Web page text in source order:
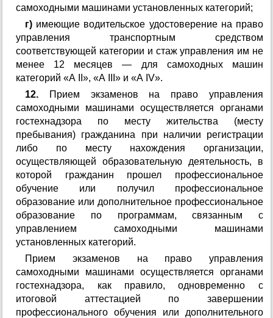
самоходными машинами установленных категорий;
г) имеющие водительское удостоверение на право
управления транспортным средством
соответствующей категории и стаж управления им не
менее 12 месяцев — для самоходных машин
категорий «А II», «А III» и «А IV».
12. Прием экзаменов на право управления
самоходными машинами осуществляется органами
гостехнадзора по месту жительства (месту
пребывания) гражданина при наличии регистрации
либо по месту нахождения организации,
осуществляющей образовательную деятельность, в
которой гражданин прошел профессиональное
обучение или получил профессиональное
образование или дополнительное профессиональное
образование по программам, связанным с
управлением самоходными машинами
установленных категорий.
Прием экзаменов на право управления
самоходными машинами осуществляется органами
гостехнадзора, как правило, одновременно с
итоговой аттестацией по завершении
профессионального обучения или дополнительного